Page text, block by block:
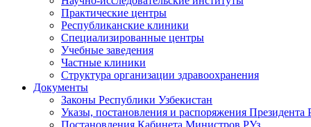
Практические центры
Республиканские клиники
Специализированные центры
Учебные заведения
Частные клиники
Структура организации здравоохранения
Документы
Законы Республики Узбекистан
Указы, постановления и распоряжения Президента
Постановления Кабинета Министров РУз